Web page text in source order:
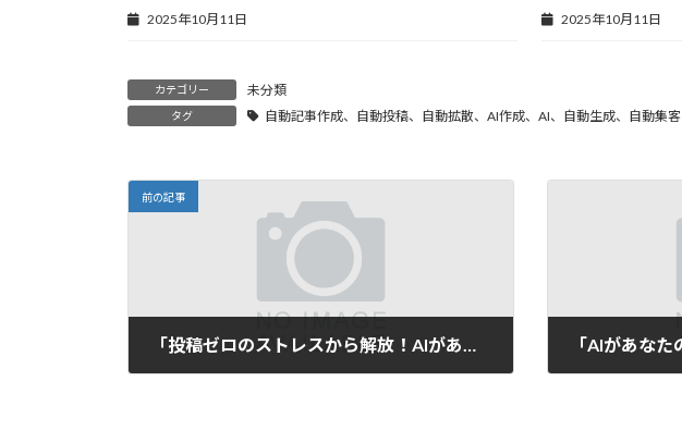
2025年10月11日 2025年10月11日
カテゴリー 未分類
タグ 自動記事作成、自動投稿、自動拡散、AI作成、AI、自動生成、自動集客
前の記事